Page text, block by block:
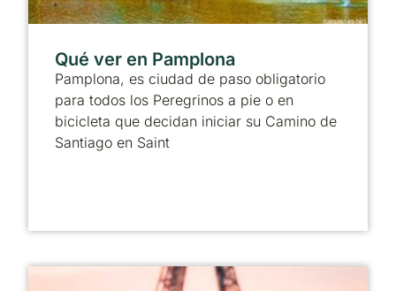
Qué ver en Pamplona
Pamplona, es ciudad de paso obligatorio
para todos los Peregrinos a pie o en
bicicleta que decidan iniciar su Camino de
Santiago en Saint